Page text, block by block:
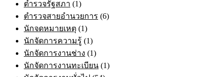
ตำรวจรัฐสภา (1)
ตำรวจสายอำนวยการ (6)
นักจดหมายเหตุ (1)
นักจัดการความรู้ (1)
นักจัดการงานช่าง (1)
นักจัดการงานทะเบียน (1)